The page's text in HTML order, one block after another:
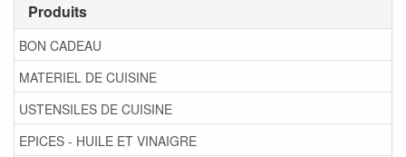
Produits
BON CADEAU
MATERIEL DE CUISINE
USTENSILES DE CUISINE
EPICES - HUILE ET VINAIGRE